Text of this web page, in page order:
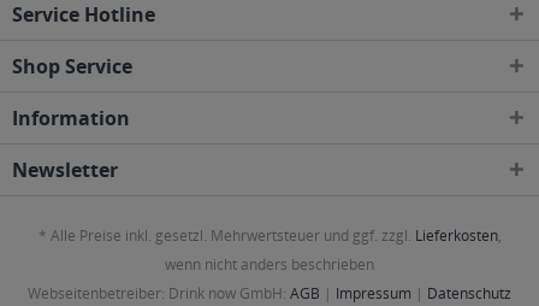
Holzhausen, Stolze
Service Hotline
Shop Service
Information
Newsletter
* Alle Preise inkl. gesetzl. Mehrwertsteuer und ggf. zzgl. Lieferkosten,
wenn nicht anders beschrieben
Webseitenbetreiber: Drink now GmbH: AGB | Impressum | Datenschutz